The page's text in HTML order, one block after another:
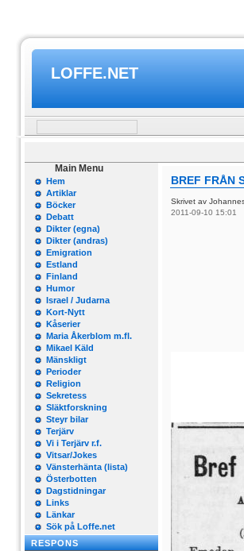
LOFFE.NET
Main Menu
Hem
Artiklar
Böcker
Debatt
Dikter (egna)
Dikter (andras)
Emigration
Estland
Finland
Humor
Israel / Judarna
Kort-Nytt
Kåserier
Maria Åkerblom m.fl.
Mikael Käld
Mänskligt
Perioder
Religion
Sekretess
Släktforskning
Steyr bilar
Terjärv
Vi i Terjärv r.f.
Vitsar/Jokes
Vänsterhänta (lista)
Österbotten
Dagstidningar
Links
Länkar
Sök på Loffe.net
RESPONS
BREF FRÅN
Skrivet av
2011-09-10 15:01